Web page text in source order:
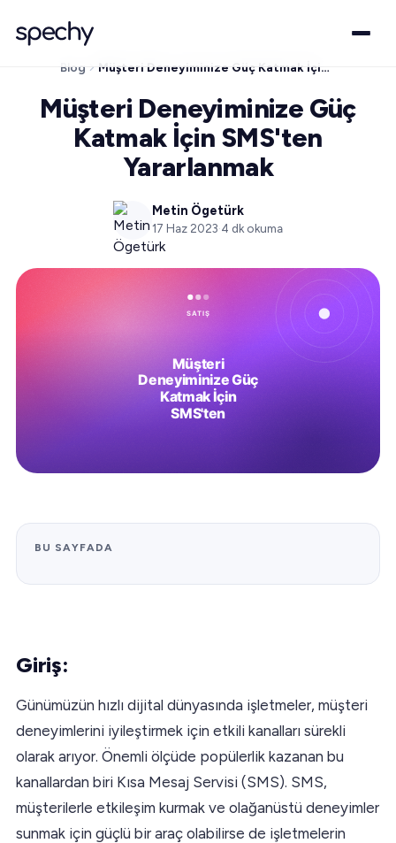
Blog Müşteri Deneyiminize Güç Katmak İçin SMS'ten Yararlanmak
Müşteri Deneyiminize Güç
Katmak İçin SMS'ten
Yararlanmak
Metin Ögetürk
17 Haz 2023·4 dk okuma
BU SAYFADA
Giriş:
Günümüzün hızlı dijital dünyasında işletmeler, müşteri
deneyimlerini iyileştirmek için etkili kanalları sürekli
olarak arıyor. Önemli ölçüde popülerlik kazanan bu
kanallardan biri Kısa Mesaj Servisi (SMS). SMS,
müşterilerle etkileşim kurmak ve olağanüstü deneyimler
sunmak için güçlü bir araç olabilirse de işletmelerin